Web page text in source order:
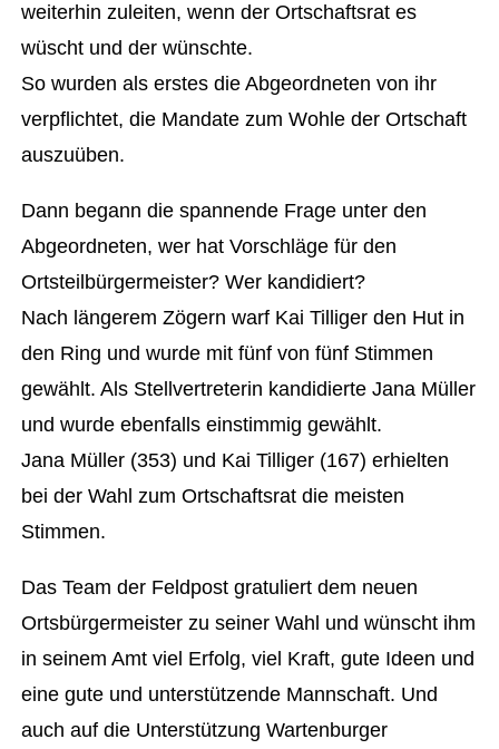
weiterhin zuleiten, wenn der Ortschaftsrat es
wüscht und der wünschte.
So wurden als erstes die Abgeordneten von ihr
verpflichtet, die Mandate zum Wohle der Ortschaft
auszuüben.
Dann begann die spannende Frage unter den
Abgeordneten, wer hat Vorschläge für den
Ortsteilbürgermeister? Wer kandidiert?
Nach längerem Zögern warf Kai Tilliger den Hut in
den Ring und wurde mit fünf von fünf Stimmen
gewählt. Als Stellvertreterin kandidierte Jana Müller
und wurde ebenfalls einstimmig gewählt.
Jana Müller (353) und Kai Tilliger (167) erhielten
bei der Wahl zum Ortschaftsrat die meisten
Stimmen.
Das Team der Feldpost gratuliert dem neuen
Ortsbürgermeister zu seiner Wahl und wünscht ihm
in seinem Amt viel Erfolg, viel Kraft, gute Ideen und
eine gute und unterstützende Mannschaft. Und
auch auf die Unterstützung Wartenburger